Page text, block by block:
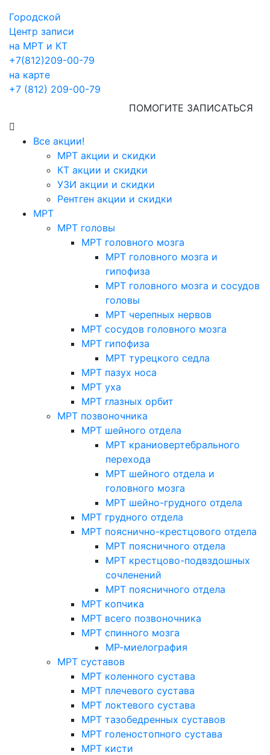
Городской
Центр записи
на МРТ и КТ
+7(812)209-00-79
на карте
+7 (812) 209-00-79
ПОМОГИТЕ ЗАПИСАТЬСЯ
Все акции!
МРТ акции и скидки
КТ акции и скидки
УЗИ акции и скидки
Рентген акции и скидки
МРТ
МРТ головы
МРТ головного мозга
МРТ головного мозга и
гипофиза
МРТ головного мозга и сосудов
головы
МРТ черепных нервов
МРТ сосудов головного мозга
МРТ гипофиза
МРТ турецкого седла
МРТ пазух носа
МРТ уха
МРТ глазных орбит
МРТ позвоночника
МРТ шейного отдела
МРТ краниовертебрального
перехода
МРТ шейного отдела и
головного мозга
МРТ шейно-грудного отдела
МРТ грудного отдела
МРТ пояснично-крестцового отдела
МРТ поясничного отдела
МРТ крестцово-подвздошных
сочленений
МРТ поясничного отдела
МРТ копчика
МРТ всего позвоночника
МРТ спинного мозга
МР-миелография
МРТ суставов
МРТ коленного сустава
МРТ плечевого сустава
МРТ локтевого сустава
МРТ тазобедренных суставов
МРТ голеностопного сустава
МРТ кисти